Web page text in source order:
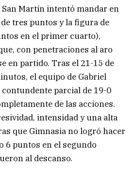
San Martín intentó mandar en
tres puntos y la figura de
en el primer cuarto),
con penetraciones al aro
en partido. Tras el 21-15 de
el equipo de Gabriel
parcial de 19-0
de las acciones.
intensidad y una alta
que Gimnasia no logró hacer
6 puntos en el segundo
al descanso.